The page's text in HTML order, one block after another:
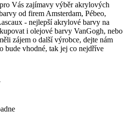
Vás zajímavy výběr akrylových
od firem Amsterdam, Pébeo,
- nejlepší akrylové barvy na
i olejové barvy VanGogh, nebo
zájem o další výrobce, dejte nám
bude vhodné, tak jej co nejdříve